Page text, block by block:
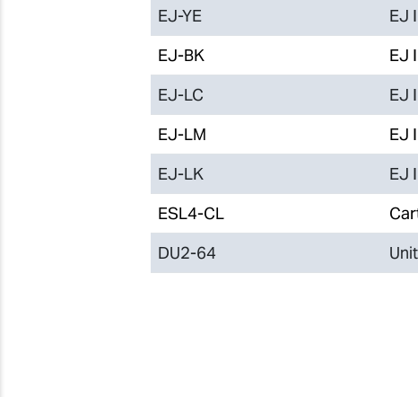
EJ-YE
EJ
EJ-BK
EJ
EJ-LC
EJ
EJ-LM
EJ
EJ-LK
EJ
ESL4-CL
DU2-64